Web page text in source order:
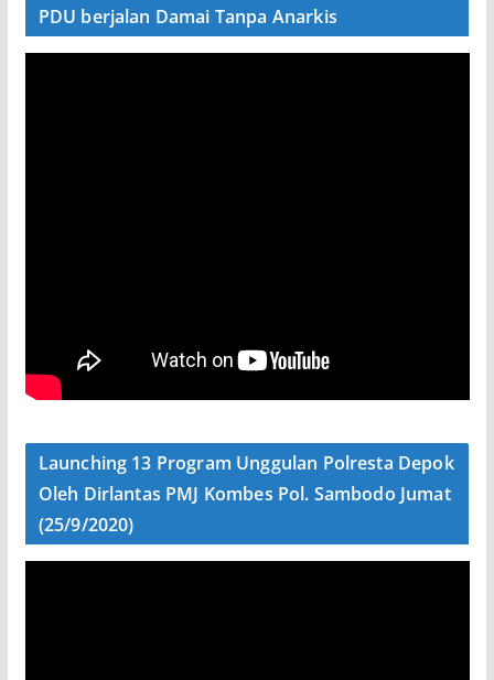
PDU berjalan Damai Tanpa Anarkis
Launching 13 Program Unggulan Polresta Depok
Oleh Dirlantas PMJ Kombes Pol. Sambodo Jumat
(25/9/2020)